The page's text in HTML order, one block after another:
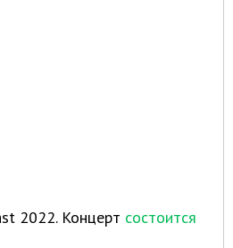
2022. Концерт состоится